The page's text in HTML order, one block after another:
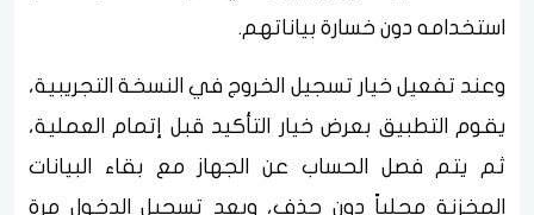
استخدامه دون خسارة بياناتهم.
وعند تفعيل خيار تسجيل الخروج في النسخة التجريبية،
يقوم التطبيق بعرض خيار التأكيد قبل إتمام العملية،
ثم يتم فصل الحساب عن الجهاز مع بقاء البيانات
المخزنة محلياً دون حذف، وبعد تسجيل الدخول مرة